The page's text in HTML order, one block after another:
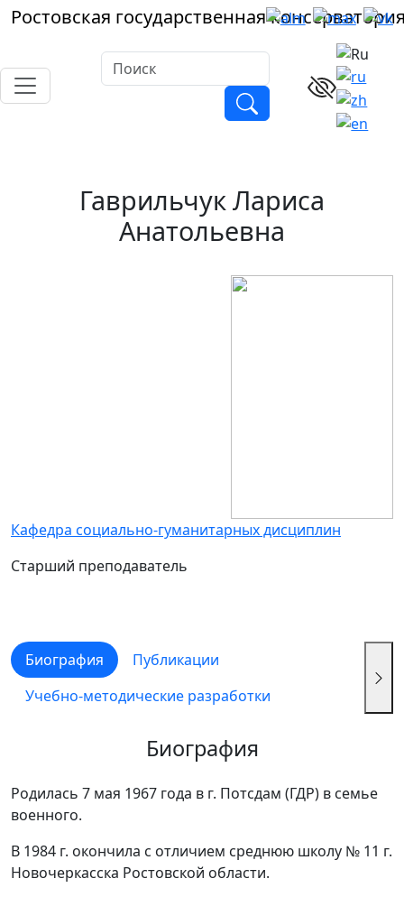
Ростовская государственная
Гаврильчук Лариса
Анатольевна
Кафедра социально-гуманитарных дисциплин
Старший преподаватель
Биография
Публикации
Учебно-методические разработки
Биография
Родилась 7 мая 1967 года в г. Потсдам (ГДР) в семье
военного.
В 1984 г. окончила с отличием среднюю школу № 11 г.
Новочеркасска Ростовской области.